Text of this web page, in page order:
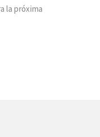
la próxima